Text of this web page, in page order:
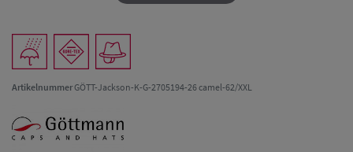
ArtikelnummerGÖTT-Jackson-K-G-2705194-26 camel-62/XXL